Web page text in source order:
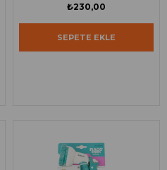
₺230,00
SEPETE EKLE